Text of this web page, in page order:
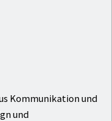
Kommunikation und
und